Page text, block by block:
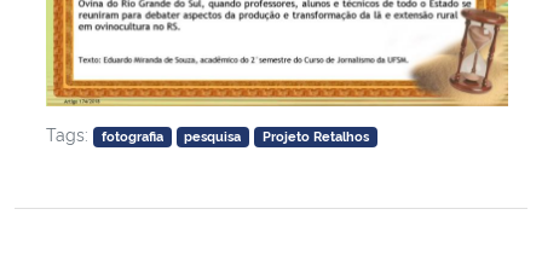
Tags: fotografia pesquisa Projeto Retalhos